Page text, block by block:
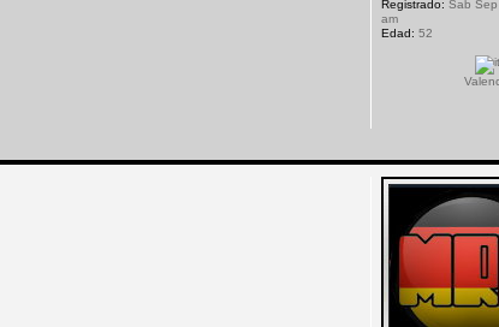
Registrado: Sab
am
Edad: 52